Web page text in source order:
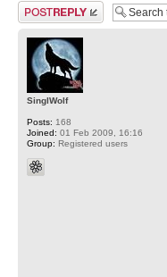
Post a reply
SinglWolf
Posts: 168
Joined: 01 Feb 2009, 16:16
Group: Registered users